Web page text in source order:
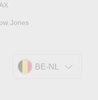
Jones
BE-NL